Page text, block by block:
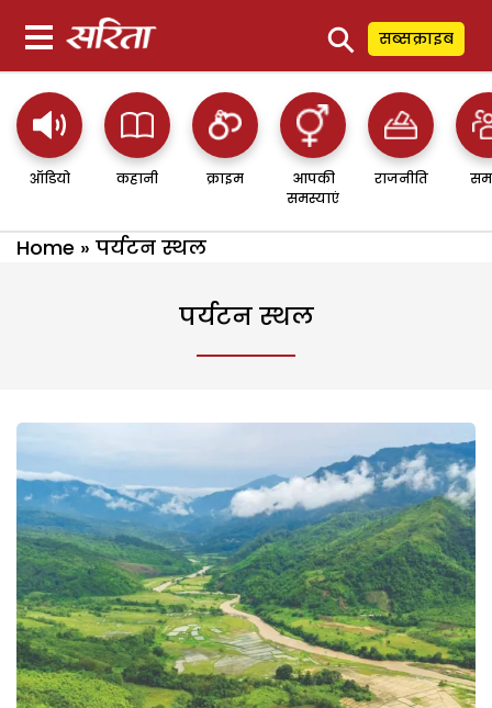
⚲ सब्सक्राइब
ऑडियो कहानी क्राइम
आपकी
समस्याएं
राजनीति
Home » पर्यटन स्थल
पर्यटन स्थल